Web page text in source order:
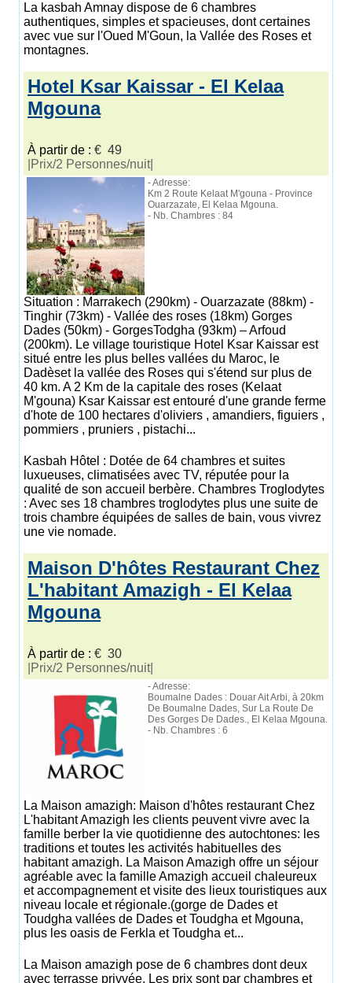
La kasbah Amnay dispose de 6 chambres
authentiques, simples et spacieuses, dont certaines
avec vue sur l'Oued M'Goun, la Vallée des Roses et
montagnes.
Hotel Ksar Kaissar - El Kelaa
Mgouna
À partir de : € 49
|Prix/2 Personnes/nuit|
- Adresse:
Km 2 Route Kelaat M'gouna - Province
Ouarzazate, El Kelaa Mgouna.
- Nb. Chambres : 84
Situation : Marrakech (290km) - Ouarzazate (88km) -
Tinghir (73km) - Vallée des roses (18km) Gorges
Dades (50km) - GorgesTodgha (93km) – Arfoud
(200km). Le village touristique Hotel Ksar Kaissar est
situé entre les plus belles vallées du Maroc, le
Dadèset la vallée des Roses qui s'étend sur plus de
40 km. A 2 Km de la capitale des roses (Kelaat
M'gouna) Ksar Kaissar est entouré d'une grande ferme
d'hote de 100 hectares d'oliviers , amandiers, figuiers ,
pommiers , pruniers , pistachi...
Kasbah Hôtel : Dotée de 64 chambres et suites
luxueuses, climatisées avec TV, réputée pour la
qualité de son accueil berbère. Chambres Troglodytes
: Avec ses 18 chambres troglodytes plus une suite de
trois chambre équipées de salles de bain, vous vivrez
une vie nomade.
Maison D'hôtes Restaurant Chez
L'habitant Amazigh - El Kelaa
Mgouna
À partir de : € 30
|Prix/2 Personnes/nuit|
- Adresse:
Boumalne Dades : Douar Ait Arbi, à 20km
De Boumalne Dades, Sur La Route De
Des Gorges De Dades., El Kelaa Mgouna.
- Nb. Chambres : 6
La Maison amazigh: Maison d'hôtes restaurant Chez
L'habitant Amazigh les clients peuvent vivre avec la
famille berber la vie quotidienne des autochtones: les
traditions et toutes les activités habituelles des
habitant amazigh. La Maison Amazigh offre un séjour
agréable avec la famille Amazigh accueil chaleureux
et accompagnement et visite des lieux touristiques aux
niveau locale et régionale.(gorge de Dades et
Toudgha vallées de Dades et Toudgha et Mgouna,
plus les oasis de Ferkla et Toudgha et...
La Maison amazigh pose de 6 chambres dont deux
avec terrasse privvée. Les prix sont par chambres et